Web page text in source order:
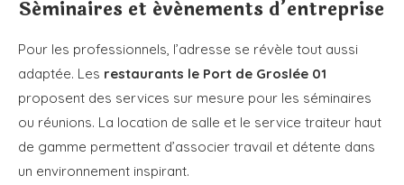
Séminaires et événements d’entreprise
Pour les professionnels, l’adresse se révèle tout aussi
adaptée. Les restaurants le Port de Groslée 01
proposent des services sur mesure pour les séminaires
ou réunions. La location de salle et le service traiteur haut
de gamme permettent d’associer travail et détente dans
un environnement inspirant.